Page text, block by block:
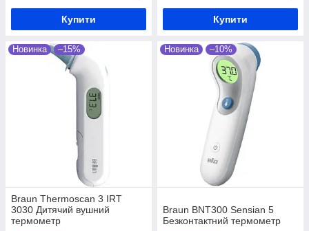
Купити Купити
Новинка –15%
Braun Thermoscan 3 IRT
3030 Дитячий вушний
термометр
Новинка –10%
Braun BNT300 Sensian 5
Безконтактний термометр